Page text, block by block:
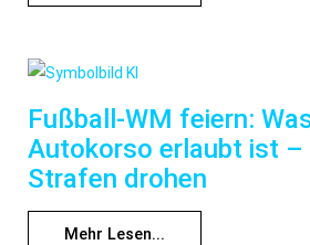
Fußball-WM feiern:
Autokorso erlaubt ist –
Strafen drohen
Mehr Lesen...